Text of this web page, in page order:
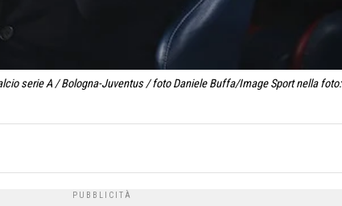
serie A / Bologna-Juventus / foto Daniele Buffa/Image Sport nella foto: